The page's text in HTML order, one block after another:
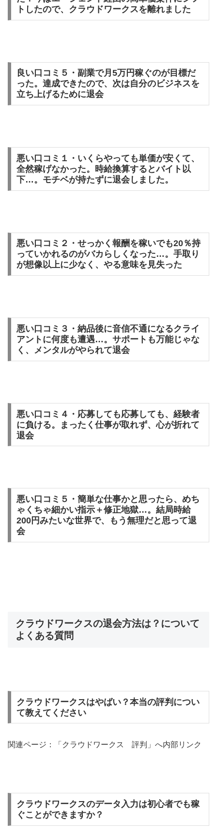
トしたので、クラウドワークスを離れました
良い口コミ５・副業で月5万円稼ぐのが目標だ
った。達成できたので、次は自分のビジネスを
立ち上げるために退会
悪い口コミ１・いくらやっても単価が安くて、
全然稼げなかった。時給換算するとバイト以
下…。モチベが持たずに退会しました。
悪い口コミ２・せっかく報酬を稼いでも20％持
っていかれるのがバカらしくなった…。手取り
が想像以上に少なく、やる意味を見失った
悪い口コミ３・納品後に音信不通になるクライ
アントに何度も遭遇…。サポートも万能じゃな
く、メンタルがやられて退会
悪い口コミ４・応募しても応募しても、経験者
に負ける。まったく仕事が取れず、心が折れて
退会
悪い口コミ５・簡単な仕事かと思ったら、めち
ゃくちゃ細かい指示＋修正地獄…。結局時給
200円みたいな世界で、もう無理だと思って退
会
クラウドワークスの退会方法は？について
よくある質問
クラウドワークスはやばい？本当の評判につい
て教えてください
関連ページ：「クラウドワークス 評判」へ内部リンク
クラウドワークスのデータ入力は初心者でも稼
ぐことができますか？